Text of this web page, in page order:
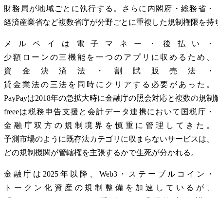
財務局が地域ごとに執行する。さらに内閣府・総務省・
経済産業省など複数省庁が分野ごとに重複した規制権限を持
メルペイは電子マネー・後払い・
少額ローンの三機能を一つのアプリに収めるため、
資金決済法・割賦販売法・
貸金業法の三法を同時にクリアする必要があった。
PayPayは2018年の急拡大時に金融庁の照会対応と複数の規
freeeは税務申告支援と会計データ連携において国税庁・
金融庁双方の規制境界を慎重に管理してきた。
予測市場のように既存法カテゴリに収まらないサービスは、
どの規制機関が管轄権を主張するかで生死が分かれる。
金融庁は2025年以降、Web3・ステーブルコイン・
トークン化資産の規制整備を加速しているが、